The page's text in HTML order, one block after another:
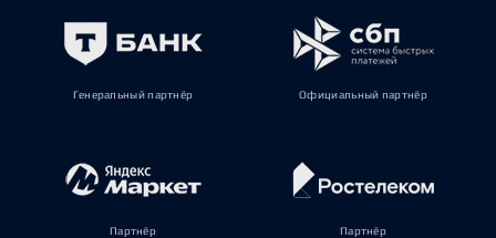
Генеральный партнёр Официальный партнёр
Партнёр Партнёр